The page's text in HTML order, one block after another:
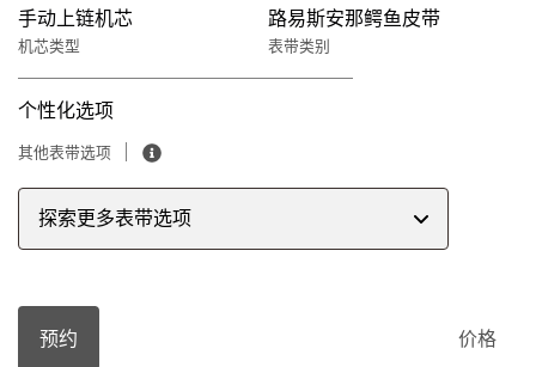
手动上链机芯
机芯类型
路易斯安那鳄鱼皮带
表带类别
个性化选项
其他表带选项
探索更多表带选项
预约 价格